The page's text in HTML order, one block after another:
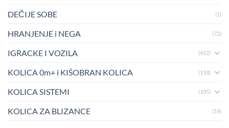
DEČIJE SOBE (1)
HRANJENJE i NEGA (72)
IGRACKE I VOZILA (452)
KOLICA 0m+ i KIŠOBRAN KOLICA (118)
KOLICA SISTEMI (105)
KOLICA ZA BLIZANCE (14)